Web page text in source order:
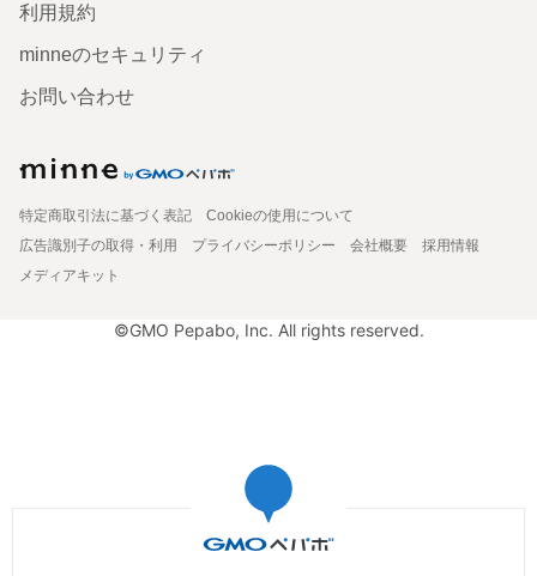
利用規約
minneのセキュリティ
お問い合わせ
特定商取引法に基づく表記
Cookieの使用について
広告識別子の取得・利用
プライバシーポリシー 会社概要
採用情報
メディアキット
©GMO Pepabo, Inc. All rights reserved.